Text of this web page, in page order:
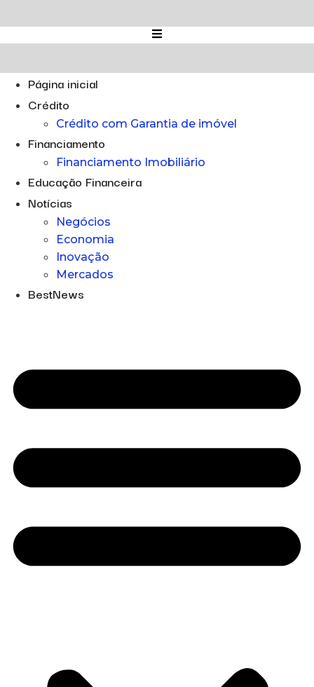
para
o
Página inicial
Crédito
Crédito com Garantia de imóvel
Financiamento
Financiamento Imobiliário
Educação Financeira
Notícias
Negócios
Economia
Inovação
Mercados
BestNews